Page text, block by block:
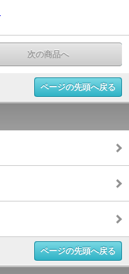
次の商品へ
ページの先頭へ戻る
ページの先頭へ戻る